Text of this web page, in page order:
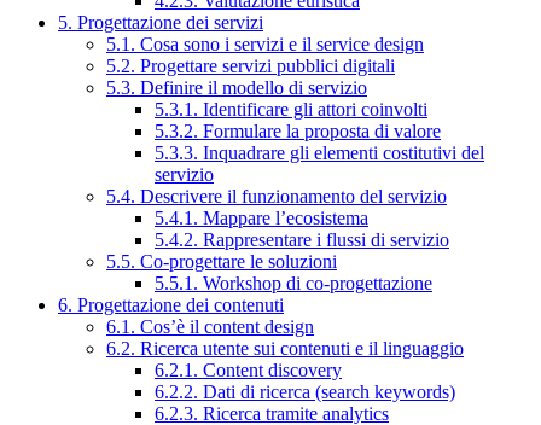
5. Progettazione dei servizi
5.1. Cosa sono i servizi e il service design
5.2. Progettare servizi pubblici digitali
5.3. Definire il modello di servizio
5.3.1. Identificare gli attori coinvolti
5.3.2. Formulare la proposta di valore
5.3.3. Inquadrare gli elementi costitutivi del
servizio
5.4. Descrivere il funzionamento del servizio
5.4.1. Mappare l’ecosistema
5.4.2. Rappresentare i flussi di servizio
5.5. Co-progettare le soluzioni
5.5.1. Workshop di co-progettazione
6. Progettazione dei contenuti
6.1. Cos’è il content design
6.2. Ricerca utente sui contenuti e il linguaggio
6.2.1. Content discovery
6.2.2. Dati di ricerca (search keywords)
6.2.3. Ricerca tramite analytics